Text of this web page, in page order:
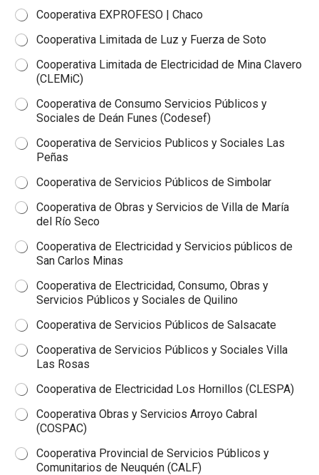
Cooperativa EXPROFESO | Chaco
Cooperativa Limitada de Luz y Fuerza de Soto
Cooperativa Limitada de Electricidad de Mina Clavero
(CLEMiC)
Cooperativa de Consumo Servicios Públicos y
Sociales de Deán Funes (Codesef)
Cooperativa de Servicios Publicos y Sociales Las
Peñas
Cooperativa de Servicios Públicos de Simbolar
Cooperativa de Obras y Servicios de Villa de María
del Río Seco
Cooperativa de Electricidad y Servicios públicos de
San Carlos Minas
Cooperativa de Electricidad, Consumo, Obras y
Servicios Públicos y Sociales de Quilino
Cooperativa de Servicios Públicos de Salsacate
Cooperativa de Servicios Públicos y Sociales Villa
Las Rosas
Cooperativa de Electricidad Los Hornillos (CLESPA)
Cooperativa Obras y Servicios Arroyo Cabral
(COSPAC)
Cooperativa Provincial de Servicios Públicos y
Comunitarios de Neuquén (CALF)